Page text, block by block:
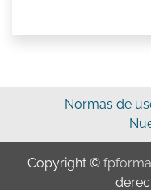
Normas de
Copyright ©